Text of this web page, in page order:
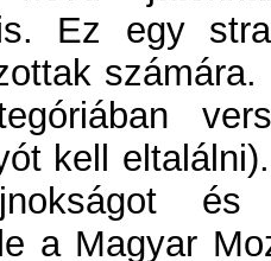
Ez egy
kell
a Magyar